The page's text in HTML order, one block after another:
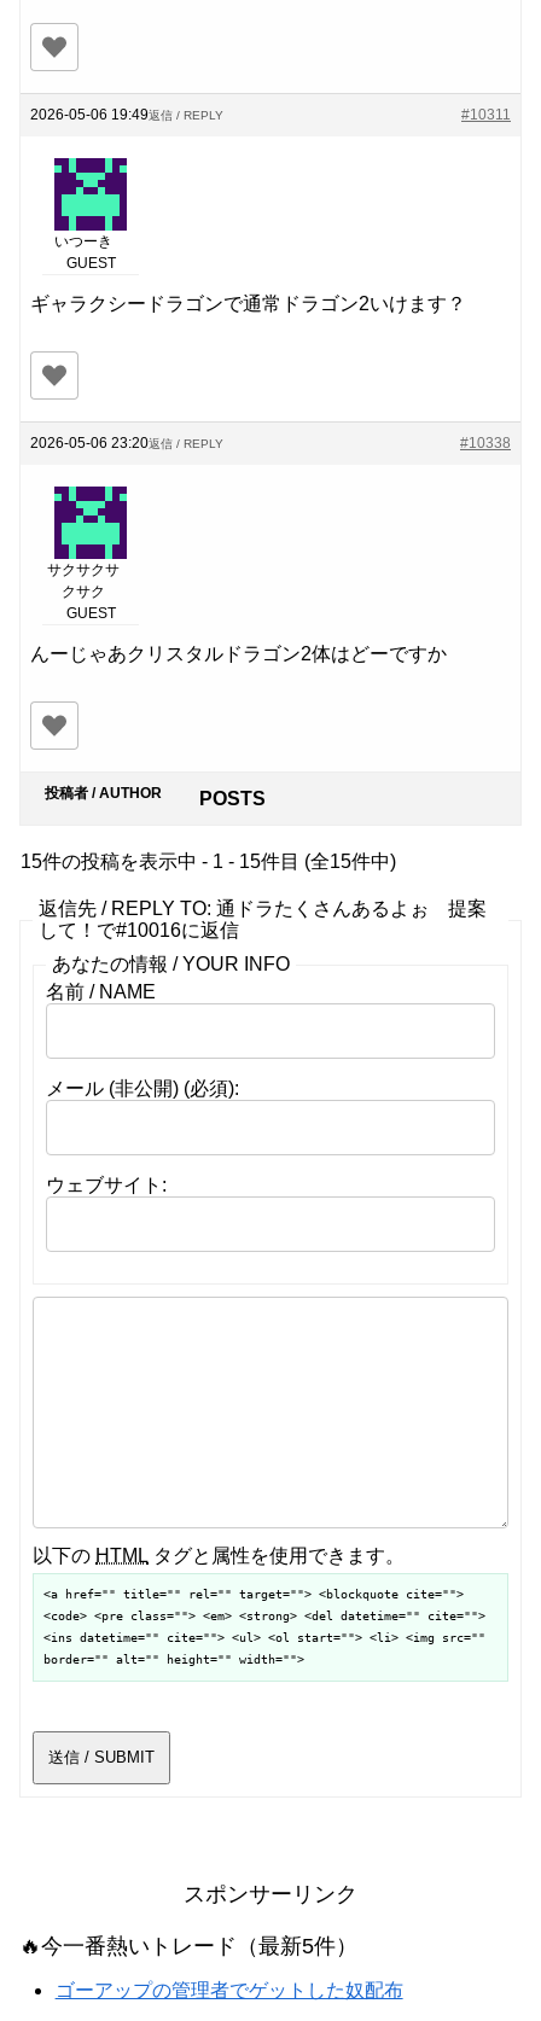
2026-05-06 19:49 #10311
返信 / REPLY
いつーき
GUEST
ギャラクシードラゴンで通常ドラゴン2いけます？
2026-05-06 23:20 #10338
返信 / REPLY
サクサクサ
クサク
GUEST
んーじゃあクリスタルドラゴン2体はどーですか
投稿者 / AUTHOR POSTS
15件の投稿を表示中 - 1 - 15件目 (全15件中)
返信先 / REPLY TO: 通ドラたくさんあるよぉ 提案
して！で#10016に返信
あなたの情報 / YOUR INFO
名前 / NAME
メール (非公開) (必須):
ウェブサイト:
以下の HTML タグと属性を使用できます。
<a href="" title="" rel="" target=""> <blockquote cite="">
<code> <pre class=""> <em> <strong> <del datetime="" cite="">
<ins datetime="" cite=""> <ul> <ol start=""> <li> <img src=""
border="" alt="" height="" width="">
送信 / SUBMIT
スポンサーリンク
🔥今一番熱いトレード（最新5件）
ゴーアップの管理者でゲットした奴配布